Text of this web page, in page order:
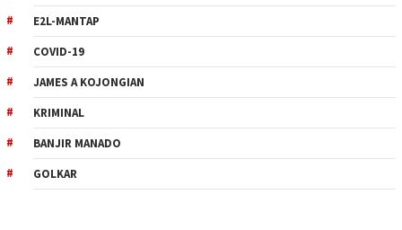
E2L-MANTAP
COVID-19
JAMES A KOJONGIAN
KRIMINAL
BANJIR MANADO
GOLKAR